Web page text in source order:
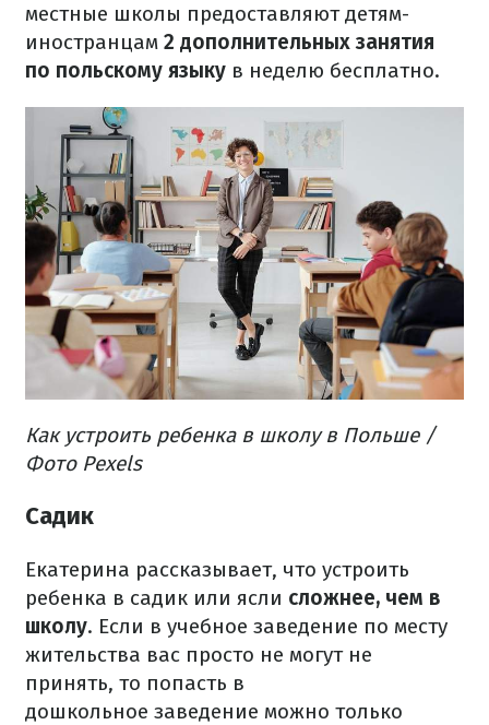
местные школы предоставляют детям-
иностранцам 2 дополнительных занятия
по польскому языку в неделю бесплатно.
Как устроить ребенка в школу в Польше /
Фото Pexels
Садик
Екатерина рассказывает, что устроить
ребенка в садик или ясли сложнее, чем в
школу. Если в учебное заведение по месту
жительства вас просто не могут не
принять, то попасть в
дошкольное заведение можно только